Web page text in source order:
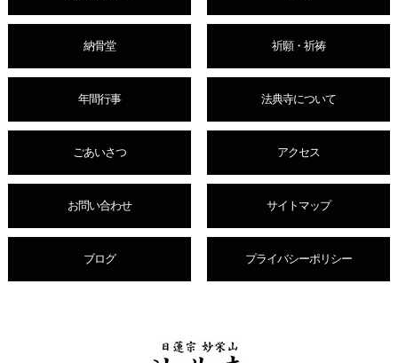
納骨堂 祈願・祈祷
年間行事 法典寺について
ごあいさつ アクセス
お問い合わせ サイトマップ
ブログ プライバシーポリシー